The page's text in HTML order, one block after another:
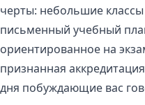
черты: небольшие классы
письменный учебный
ориентированное на
признанная
дня побуждающие вас